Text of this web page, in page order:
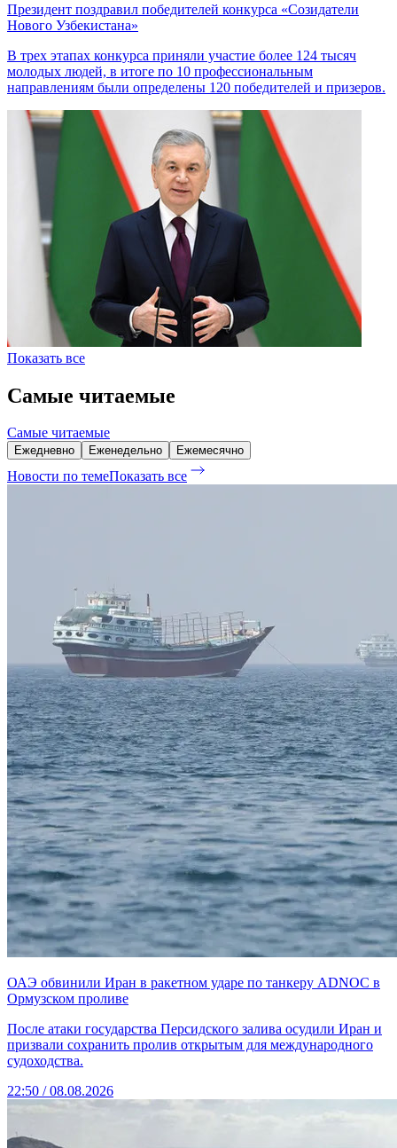
Президент поздравил победителей конкурса «Созидатели
Нового Узбекистана»
В трех этапах конкурса приняли участие более 124 тысяч
молодых людей, в итоге по 10 профессиональным
направлениям были определены 120 победителей и призеров.
Показать все
Самые читаемые
Самые читаемые
Ежедневно Еженедельно Ежемесячно
Новости по темеПоказать все
ОАЭ обвинили Иран в ракетном ударе по танкеру ADNOC в
Ормузском проливе
После атаки государства Персидского залива осудили Иран и
призвали сохранить пролив открытым для международного
судоходства.
22:50 / 08.08.2026